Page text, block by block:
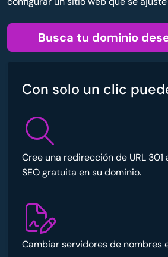
Busca tu dominio
Con solo un clic
Cree una redirección de URL
SEO gratuita en su dominio.
Cambiar servidores de nombres